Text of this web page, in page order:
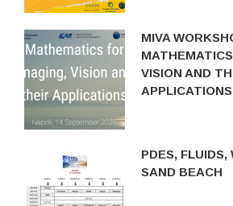
MIVA
VISION AND
APPLICATIONS
PDES, FLUIDS,
SAND BEACH